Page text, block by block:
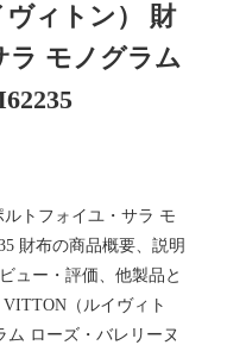
ィトン） 財
ラ モノグラム
トフォイユ・サラ モ
財布の商品概要、説明
ュー・評価、他製品と
（ルイヴィト
ム ローズ・バレリーヌ